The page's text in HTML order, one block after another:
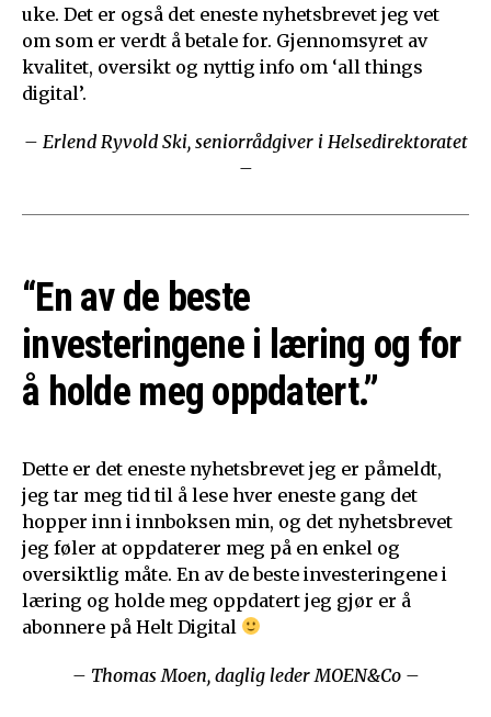
uke. Det er også det eneste nyhetsbrevet jeg vet
om som er verdt å betale for. Gjennomsyret av
kvalitet, oversikt og nyttig info om ‘all things
digital’.
– Erlend Ryvold Ski, seniorrådgiver i Helsedirektoratet
–
“En av de beste
investeringene i læring og for
å holde meg oppdatert.”
Dette er det eneste nyhetsbrevet jeg er påmeldt,
jeg tar meg tid til å lese hver eneste gang det
hopper inn i innboksen min, og det nyhetsbrevet
jeg føler at oppdaterer meg på en enkel og
oversiktlig måte. En av de beste investeringene i
læring og holde meg oppdatert jeg gjør er å
abonnere på Helt Digital
– Thomas Moen, daglig leder MOEN&Co –